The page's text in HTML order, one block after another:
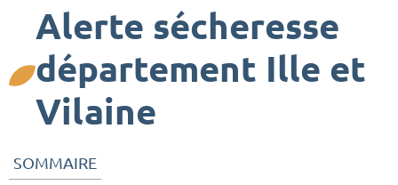
Alerte sécheresse
département Ille et
Vilaine
SOMMAIRE